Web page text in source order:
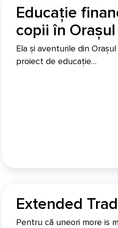
Educație
copii în
Ela și aventurile din
proiect de educație…
Extended
Pentru că uneori more is